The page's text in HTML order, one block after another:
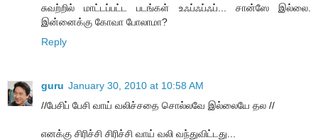
சுவற்றில் மாட்டப்பட்ட படங்கள் உஃப்ஃப்ஃப்... சான்ஸே இல்லை.
இன்னைக்கு கோவா போலாமா?
Reply
guru January 30, 2010 at 10:58 AM
//பேசிப் பேசி வாய் வலிச்சதை சொல்லவே இல்லையே தல //
எனக்கு சிரிச்சி சிரிச்சி வாய் வலி வந்துவிட்டது...